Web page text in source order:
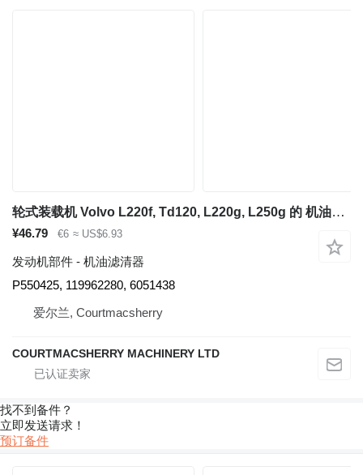
轮式装载机 Volvo L220f, Td120, L220g, L250g 的 机油滤清器 Volvo L220f, Td120, L220g, L250g Oil Filter 477556, 4775565, 19962280 P550425
¥46.79 €6 ≈ US$6.93
发动机部件 - 机油滤清器
P550425, 119962280, 6051438
爱尔兰, Courtmacsherry
COURTMACSHERRY MACHINERY LTD
找不到备件？
立即发送请求！
预订备件